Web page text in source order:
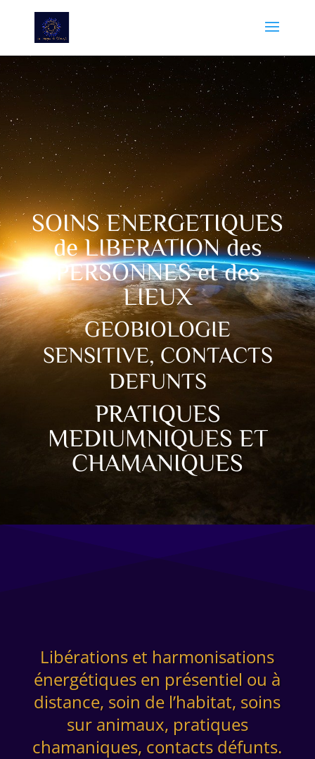
SOINS ENERGETIQUES
de LIBERATION des
PERSONNES et des
LIEUX
GEOBIOLOGIE
SENSITIVE, CONTACTS
DEFUNTS
PRATIQUES
MEDIUMNIQUES ET
CHAMANIQUES
Libérations et harmonisations
énergétiques en présentiel ou à
distance, soin de l’habitat, soins
sur animaux, pratiques
chamaniques, contacts défunts.